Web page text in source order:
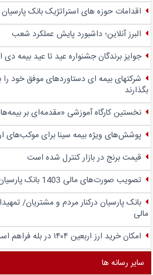
اقدامات حوزه های استراتژیک بانک
البرز آنلاین؛ داشبورد پایش عملکرد شعب
جوایز برندگان جشنواره عید تا عید بیمه دی
شرکتهای بیمه ای دستاوردهای موفق خود را
بگذارند
نخستین کارگاه آموزشی «مقدمه‌ای بر
پوشش‌های ویژه بیمه سینا برای موکب‌های
قیمت برنج در بازار کنترل شده است
تصویب صورت‌های مالی 1403 بانک پارسیان با تائید سهامداران
بانک پارسیان درکنار مردم و مشتریان/
مالی
امکان خرید ارز اربعین ۱۴۰۴ در بله فراهم است
سایر رسانه ها